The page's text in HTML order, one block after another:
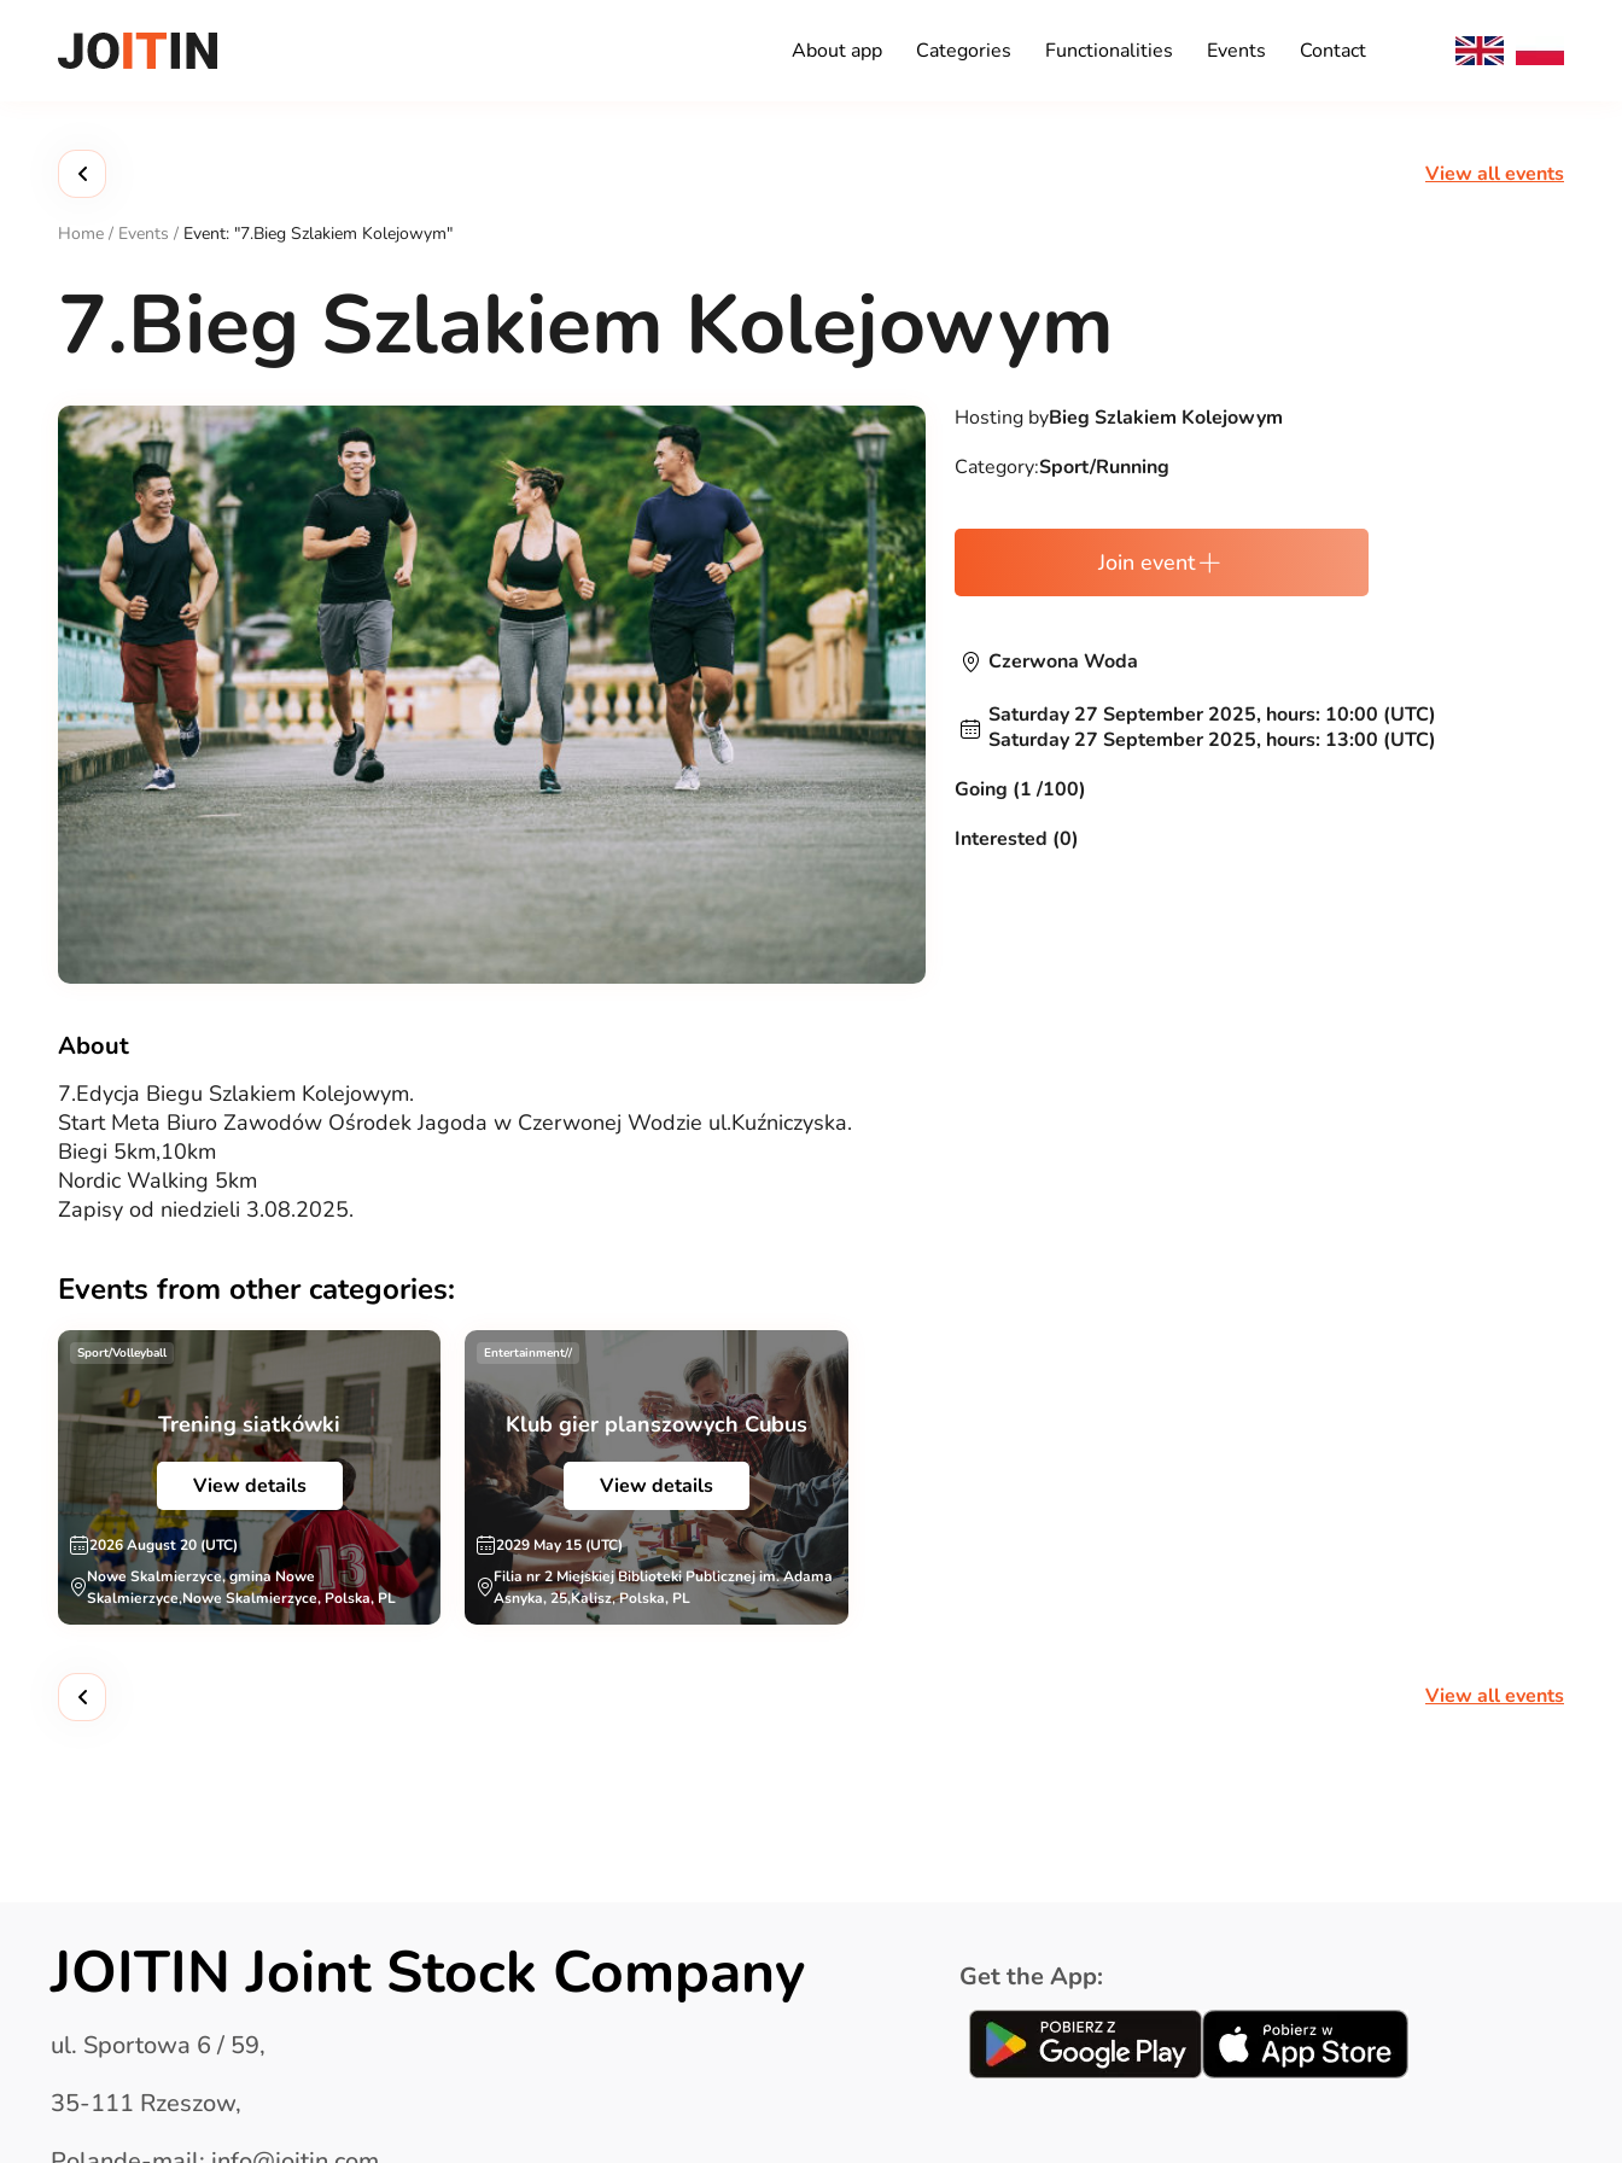
content
About app Categories Functionalities Events Contact
View all events
Home / Events / Event: "7.Bieg Szlakiem Kolejowym"
7.Bieg Szlakiem Kolejowym
Hosting byBieg Szlakiem Kolejowym
Category:Sport/Running
Join event
Czerwona Woda
Saturday 27 September 2025, hours: 10:00 (UTC)
Saturday 27 September 2025, hours: 13:00 (UTC)
Going (1 /100)
Interested (0)
About
7.Edycja Biegu Szlakiem Kolejowym.
Start Meta Biuro Zawodów Ośrodek Jagoda w Czerwonej Wodzie ul.Kuźniczyska.
Biegi 5km,10km
Nordic Walking 5km
Zapisy od niedzieli 3.08.2025.
Events from other categories:
Sport/Volleyball
Trening siatkówki
View details
2026 August 20 (UTC)
Nowe Skalmierzyce, gmina Nowe
Skalmierzyce,Nowe Skalmierzyce, Polska, PL
Entertainment//
Klub gier planszowych Cubus
View details
2029 May 15 (UTC)
Filia nr 2 Miejskiej Biblioteki Publicznej im. Adama
Asnyka, 25,Kalisz, Polska, PL
View all events
JOITIN Joint Stock Company
ul. Sportowa 6 / 59,
35-111 Rzeszow,
Get the App: